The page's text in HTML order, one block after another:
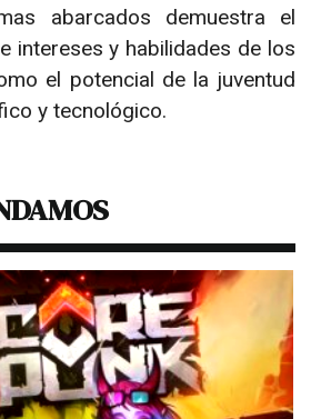
abarcados demuestra el
intereses y habilidades de los
el potencial de la juventud
y tecnológico.